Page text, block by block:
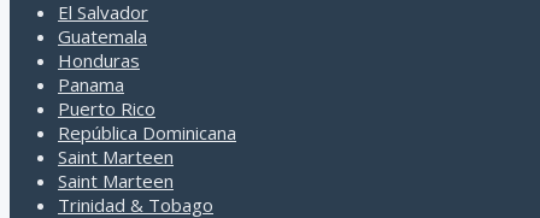
El Salvador
Guatemala
Honduras
Panama
Puerto Rico
República Dominicana
Saint Marteen
Saint Marteen
Trinidad & Tobago
Kristianstad
Nynäshamn
Sjuntorp